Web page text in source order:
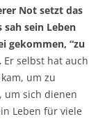
Not setzt das
sah sein Leben
gekommen, “zu
Er selbst hat auch
um zu
um sich dienen
Leben für viele